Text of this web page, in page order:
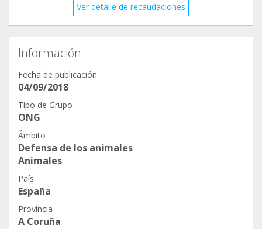
Ver detalle de recaudaciones
Información
Fecha de publicación
04/09/2018
Tipo de Grupo
ONG
Ámbito
Defensa de los animales
Animales
País
España
Provincia
A Coruña